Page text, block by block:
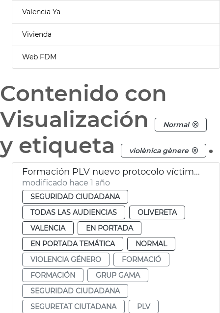
Valencia Ya
Vivienda
Web FDM
Contenido con
Visualización
Normal
y etiqueta violènica gènere .
Formación PLV nuevo protocolo víctimas violencia género
modificado hace 1 año
SEGURIDAD CIUDADANA
TODAS LAS AUDIENCIAS
OLIVERETA
VALENCIA
EN PORTADA
EN PORTADA TEMÁTICA
NORMAL
VIOLENCIA GÉNERO
FORMACIÓ
FORMACIÓN
GRUP GAMA
SEGURIDAD CIUDADANA
SEGURETAT CIUTADANA
PLV